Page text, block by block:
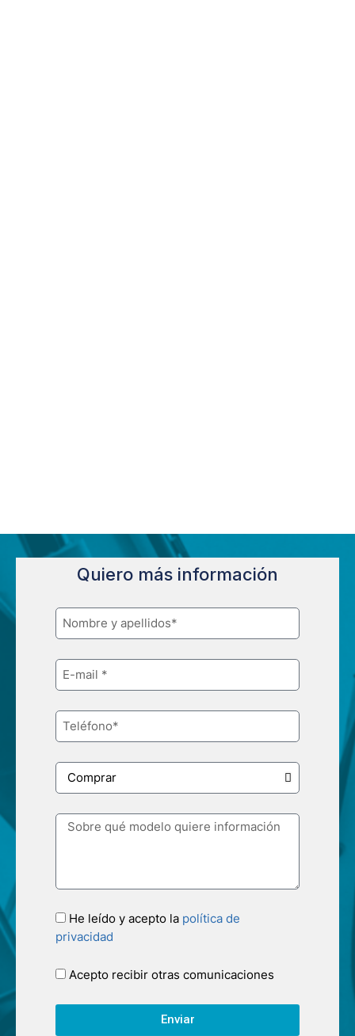
Quiero más información
He leído y acepto la política de
privacidad
Acepto recibir otras comunicaciones
Enviar